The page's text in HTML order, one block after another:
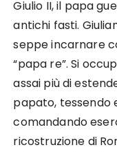
Giulio II, il papa
antichi fasti.
seppe incarnare
“papa re”. Si
assai più di
papato, tessendo
comandando
ricostruzione di